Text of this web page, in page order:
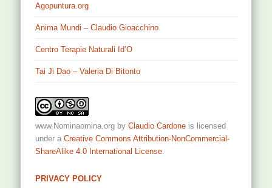
Agopuntura.org
Anima Mundi – Claudio Gioacchino
Centro Terapie Naturali Id’O
Tai Ji Dao – Valeria Di Bitonto
www.Nominaomina.org byClaudio Cardone is licensed
under aCreative Commons Attribution-NonCommercial-
ShareAlike 4.0 International License
PRIVACY POLICY